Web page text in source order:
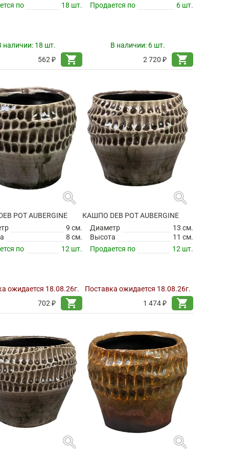
по
18 шт.
наличии: 18 шт.
562 ₽
shopping_cart
Продается по
6 шт.
В наличии: 6 шт.
2 720 ₽
shopping_cart
search
POT AUBERGINE
9 см.
8 см.
по
12 шт.
ожидается 18.08.26г.
702 ₽
shopping_cart
search
КАШПО DEB POT AUBERGINE
Диаметр
13 см.
Высота
11 см.
Продается по
12 шт.
Поставка ожидается 18.08.26г.
1 474 ₽
shopping_cart
search search